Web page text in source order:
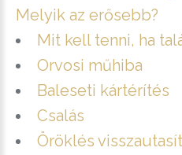
Melyik az erősebb?
Mit kell tenni, ha
Orvosi műhiba
Baleseti kártérítés
Csalás
Öröklés